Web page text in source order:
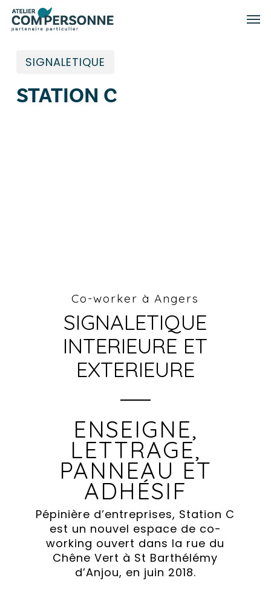
Skip
to
main
SIGNALETIQUE
STATION C
Co-worker à Angers
SIGNALETIQUE
INTERIEURE ET
EXTERIEURE
ENSEIGNE,
LETTRAGE,
PANNEAU ET
ADHÉSIF
Pépinière d’entreprises, Station C
est un nouvel espace de co-
working ouvert dans la rue du
Chêne Vert à St Barthélémy
d’Anjou, en juin 2018.